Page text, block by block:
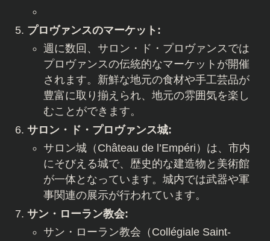
プロヴァンスのマーケット:
週に数回、サロン・ド・プロヴァンスでは
プロヴァンスの伝統的なマーケットが開催
されます。新鮮な地元の食材や手工芸品が
豊富に取り揃えられ、地元の雰囲気を楽し
むことができます。
サロン・ド・プロヴァンス城:
サロン城（Château de l’Empéri）は、市内
にそびえる城で、歴史的な建造物と美術館
が一体となっています。城内では武器や軍
事関連の展示が行われています。
サン・ローラン教会:
サン・ローラン教会（Collégiale Saint-